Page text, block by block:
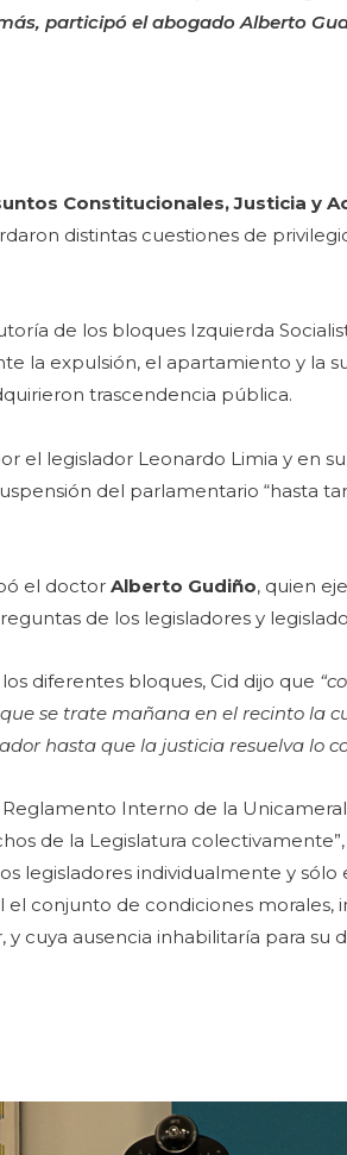
participó el abogado Alberto
Constitucionales, Justicia y
distintas cuestiones de
de los bloques Izquierda
la expulsión, el apartamiento y la
trascendencia pública.
el legislador Leonardo Limia y en
del parlamentario “hasta
el doctorAlberto Gudiño, quien
de los legisladores y
diferentes bloques, Cid dijo que
se trate mañana en el recinto la
hasta que la justicia resuelva lo
Interno de la
de la Legislatura
legisladores individualmente y sólo
conjunto de condiciones morales,
cuya ausencia inhabilitaría para su